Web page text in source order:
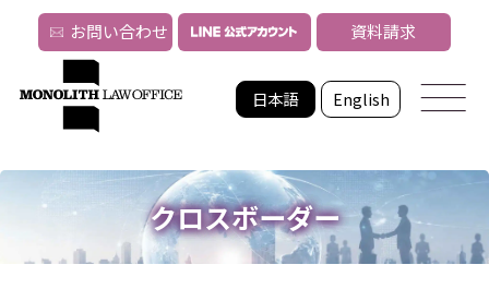
日本語 English
お問い合わせ 資料請求
クロスボーダー